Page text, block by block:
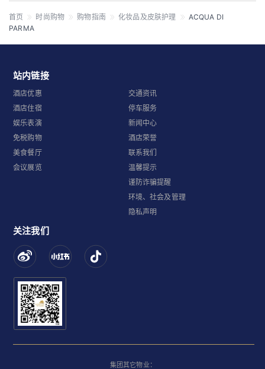
首页 时尚购物 购物指南 化妆品及皮肤护理
ACQUA DI
PARMA
站内链接
酒店优惠
酒店住宿
娱乐表演
免税购物
美食餐厅
会议展览
交通资讯
停车服务
新闻中心
酒店荣誉
联系我们
温馨提示
谨防诈骗提醒
环境、社会及管理
隐私声明
关注我们
集团其它物业：